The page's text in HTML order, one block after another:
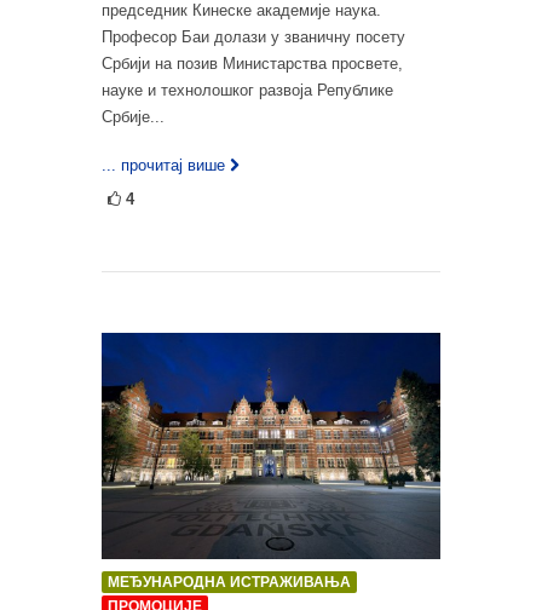
председник Кинеске академије наука.
Професор Баи долази у званичну посету
Србији на позив Министарства просвете,
науке и технолошког развоја Републике
Србије...
... прочитај више
4
МЕЂУНАРОДНА ИСТРАЖИВАЊА
ПРОМОЦИЈЕ